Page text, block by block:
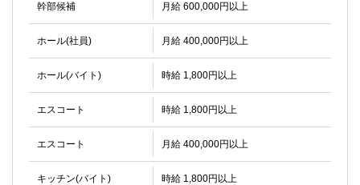
幹部候補 月給 600,000円以上
ホール(社員) 月給 400,000円以上
ホール(バイト) 時給 1,800円以上
エスコート 時給 1,800円以上
エスコート 月給 400,000円以上
キッチン(バイト) 時給 1,800円以上
大宮
南越谷
所沢
熊谷
獨協大学前＜草加松原＞ 北浦和（西口）
春日部
川口
蕨